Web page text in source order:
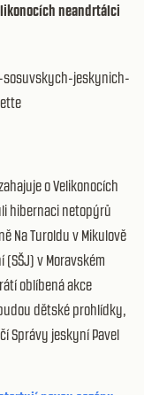
neandrtálci
jeskynich-
o Velikonocích
hibernaci netopýrů
Na Turoldu v Mikulově
v Moravském
oblíbená akce
dětské prohlídky,
Správy jeskyní Pavel